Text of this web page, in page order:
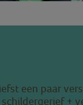
een paar
+